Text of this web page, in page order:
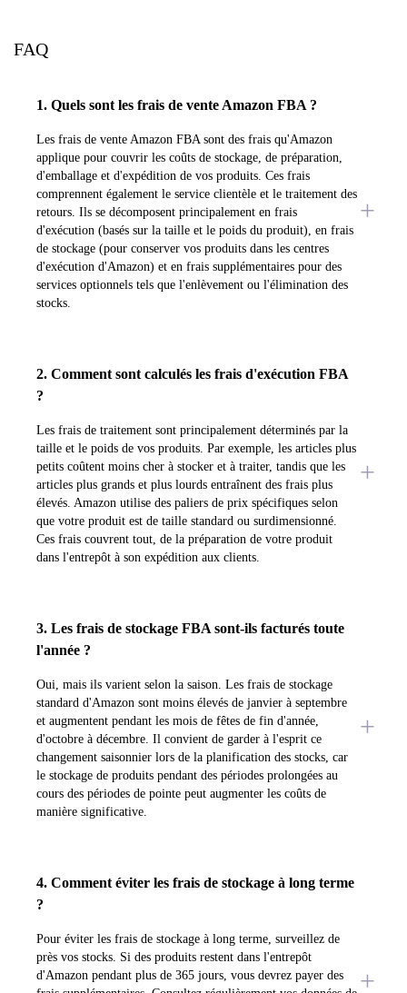
FAQ
1. Quels sont les frais de vente Amazon FBA ?
Les frais de vente Amazon FBA sont des frais qu'Amazon
applique pour couvrir les coûts de stockage, de préparation,
d'emballage et d'expédition de vos produits. Ces frais
comprennent également le service clientèle et le traitement des
retours. Ils se décomposent principalement en frais
d'exécution (basés sur la taille et le poids du produit), en frais
de stockage (pour conserver vos produits dans les centres
d'exécution d'Amazon) et en frais supplémentaires pour des
services optionnels tels que l'enlèvement ou l'élimination des
stocks.
2. Comment sont calculés les frais d'exécution FBA
?
Les frais de traitement sont principalement déterminés par la
taille et le poids de vos produits. Par exemple, les articles plus
petits coûtent moins cher à stocker et à traiter, tandis que les
articles plus grands et plus lourds entraînent des frais plus
élevés. Amazon utilise des paliers de prix spécifiques selon
que votre produit est de taille standard ou surdimensionné.
Ces frais couvrent tout, de la préparation de votre produit
dans l'entrepôt à son expédition aux clients.
3. Les frais de stockage FBA sont-ils facturés toute
l'année ?
Oui, mais ils varient selon la saison. Les frais de stockage
standard d'Amazon sont moins élevés de janvier à septembre
et augmentent pendant les mois de fêtes de fin d'année,
d'octobre à décembre. Il convient de garder à l'esprit ce
changement saisonnier lors de la planification des stocks, car
le stockage de produits pendant des périodes prolongées au
cours des périodes de pointe peut augmenter les coûts de
manière significative.
4. Comment éviter les frais de stockage à long terme
?
Pour éviter les frais de stockage à long terme, surveillez de
près vos stocks. Si des produits restent dans l'entrepôt
d'Amazon pendant plus de 365 jours, vous devrez payer des